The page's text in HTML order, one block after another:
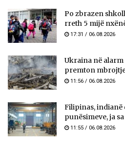
Po zbrazen
rreth 5 mijë
17:31 / 06.08.2026
Ukraina në
premton
11:56 / 06.08.2026
Filipinas, indianë
punësimeve, ja sa
11:55 / 06.08.2026